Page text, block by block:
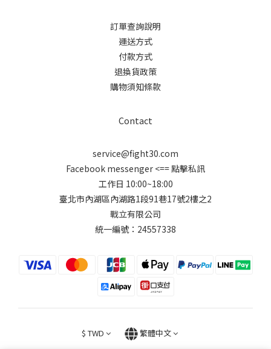
訂單查詢說明
運送方式
付款方式
退換貨政策
購物須知條款
Contact
service@fight30.com
Facebook messenger <== 點擊私訊
工作日 10:00~18:00
臺北市內湖區內湖路1段91巷17號2樓之2
戰立有限公司
統一編號：24557338
$ TWD 繁體中文